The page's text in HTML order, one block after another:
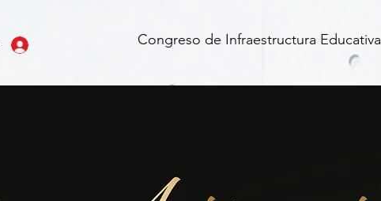
Congreso de Infraestructura Educativa